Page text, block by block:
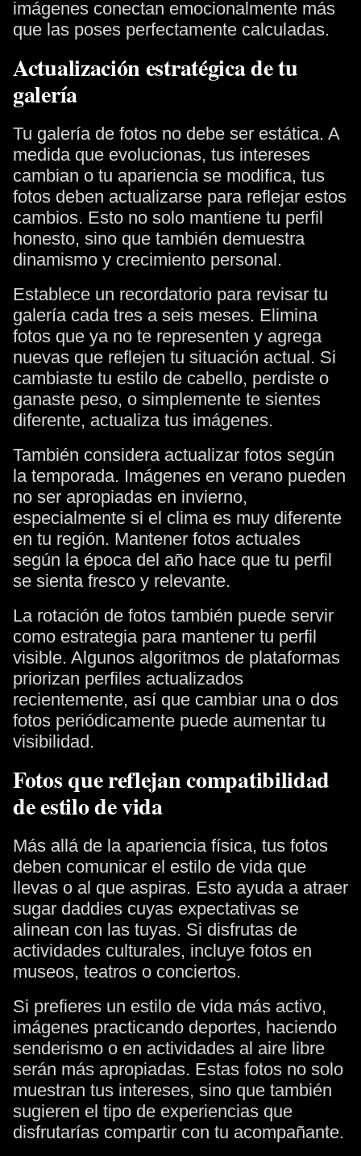
imágenes conectan emocionalmente más
que las poses perfectamente calculadas.
Actualización estratégica de tu
galería
Tu galería de fotos no debe ser estática. A
medida que evolucionas, tus intereses
cambian o tu apariencia se modifica, tus
fotos deben actualizarse para reflejar estos
cambios. Esto no solo mantiene tu perfil
honesto, sino que también demuestra
dinamismo y crecimiento personal.
Establece un recordatorio para revisar tu
galería cada tres a seis meses. Elimina
fotos que ya no te representen y agrega
nuevas que reflejen tu situación actual. Si
cambiaste tu estilo de cabello, perdiste o
ganaste peso, o simplemente te sientes
diferente, actualiza tus imágenes.
También considera actualizar fotos según
la temporada. Imágenes en verano pueden
no ser apropiadas en invierno,
especialmente si el clima es muy diferente
en tu región. Mantener fotos actuales
según la época del año hace que tu perfil
se sienta fresco y relevante.
La rotación de fotos también puede servir
como estrategia para mantener tu perfil
visible. Algunos algoritmos de plataformas
priorizan perfiles actualizados
recientemente, así que cambiar una o dos
fotos periódicamente puede aumentar tu
visibilidad.
Fotos que reflejan compatibilidad
de estilo de vida
Más allá de la apariencia física, tus fotos
deben comunicar el estilo de vida que
llevas o al que aspiras. Esto ayuda a atraer
sugar daddies cuyas expectativas se
alinean con las tuyas. Si disfrutas de
actividades culturales, incluye fotos en
museos, teatros o conciertos.
Si prefieres un estilo de vida más activo,
imágenes practicando deportes, haciendo
senderismo o en actividades al aire libre
serán más apropiadas. Estas fotos no solo
muestran tus intereses, sino que también
sugieren el tipo de experiencias que
disfrutarías compartir con tu acompañante.